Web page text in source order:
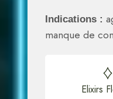
Indications :
manque de
Elixirs